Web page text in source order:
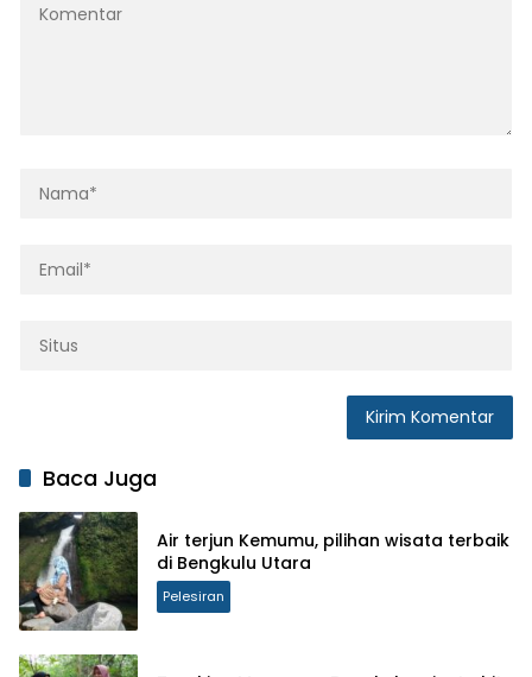
Baca Juga
Air terjun Kemumu, pilihan wisata terbaik
di Bengkulu Utara
Pelesiran